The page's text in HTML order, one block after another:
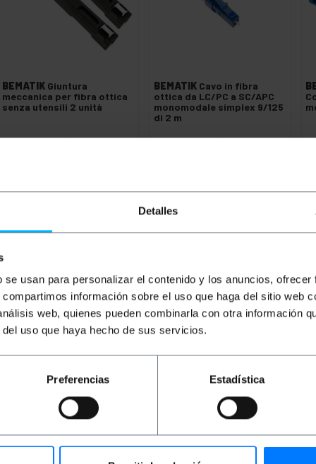
Detalles
usan para personalizar el contenido y los anuncios,
información sobre el uso que haga del sitio web
web, quienes pueden combinarla con otra información
uso que haya hecho de sus servicios.
Preferencias Estadística
BEMATIK Giuntura
meccanica per fibra ottica
senza utensili 2 unità
BEMATIK Cavo in fibra
ottica da LC/PC a SC/APC
monomodale simplex 9/125
di 2 m
la giunzione dei cavi con la minima perdita possibile.
Accoppiatore con connettori LC / PC su